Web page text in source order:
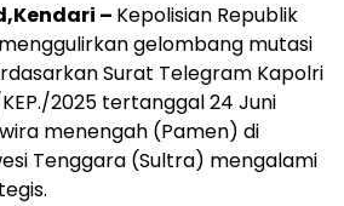
– Kepolisian Republik
gelombang mutasi
Surat Telegram Kapolri
2025 tertanggal 24 Juni
menengah (Pamen) di
Tenggara (Sultra) mengalami